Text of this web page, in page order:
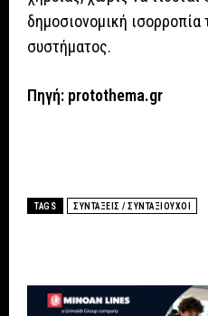
δημοσιονομική ισορροπία
συστήματος.
Πηγή: protothema.gr
TAGS ΣΥΝΤΑΞΕΙΣ / ΣΥΝΤΑΞΙΟΥΧΟΙ